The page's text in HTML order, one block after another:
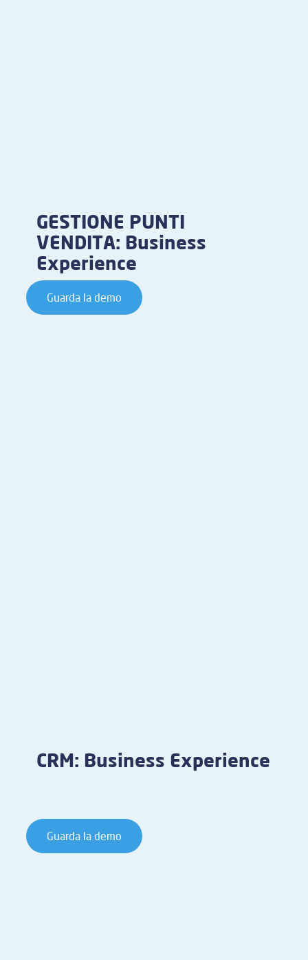
GESTIONE PUNTI
VENDITA: Business
Experience
Guarda la demo
CRM: Business Experience
Guarda la demo